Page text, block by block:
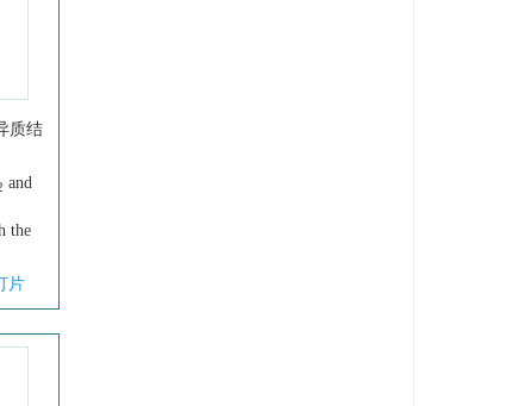
质结
and
the
片